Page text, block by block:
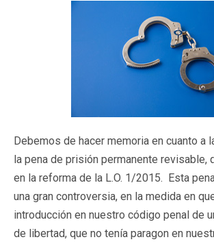
Debemos de hacer memoria en cuanto a
la pena de prisión permanente revisable,
en la reforma de la L.O. 1/2015. Esta
una gran controversia, en la medida en
introducción en nuestro código penal de
de libertad, que no tenía paragon en